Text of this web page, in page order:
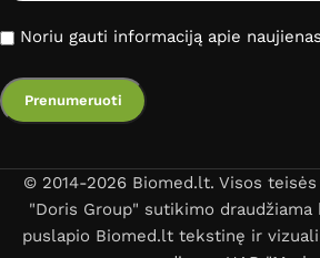
Noriu gauti informaciją apie
© 2014-2026 Biomed.lt. Visos teisės
"Doris Group" sutikimo
puslapio Biomed.lt tekstinę ir